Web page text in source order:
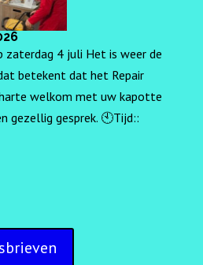
zaterdag 4 juli Het is weer de
betekent dat het Repair
welkom met uw kapotte
gezellig gesprek. 🕙Tijd::